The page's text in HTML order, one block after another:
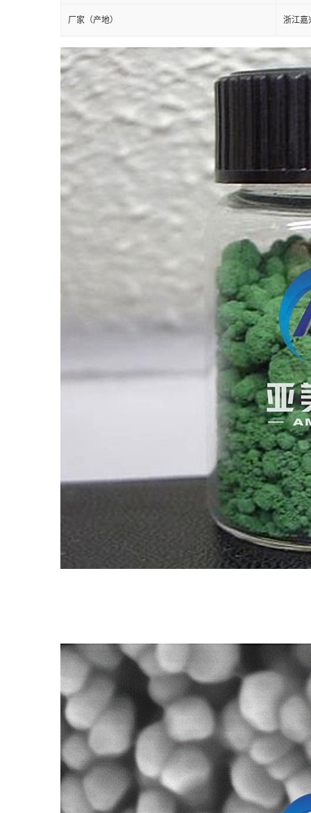
厂家（产地） 浙江嘉